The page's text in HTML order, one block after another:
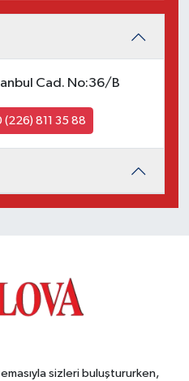
Cad. No:36/B
(226) 811 35 88
sizleri buluştururken,